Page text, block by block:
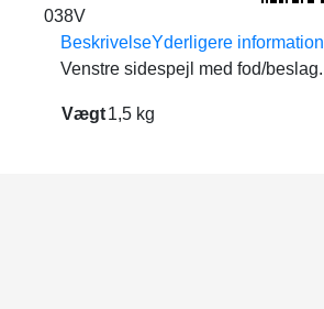
038V
BeskrivelseYderligere information
Venstre sidespejl med fod/beslag.
Vægt1,5 kg